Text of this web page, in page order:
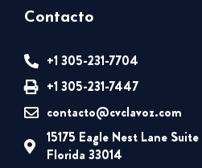
Contacto
+1 305-231-7704
+1 305-231-7447
contacto@cvclavoz.com
15175 Eagle Nest Lane
Florida 33014